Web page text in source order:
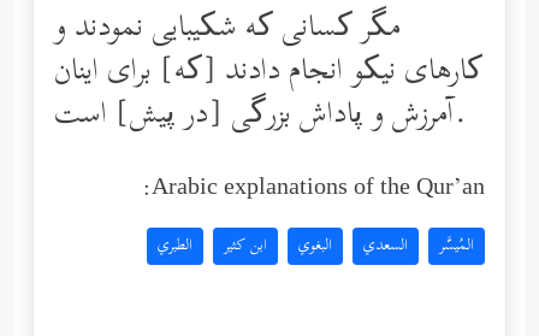
مگر کسانی ‌که شکیبایی نمودند و
کارهای نیکو انجام دادند [که] برای اینان
آمرزش و پاداش بزرگی [در پیش] است.
Arabic explanations of the Qur’an:
المُيسَّر السعدي البغوي ابن كثير الطبري